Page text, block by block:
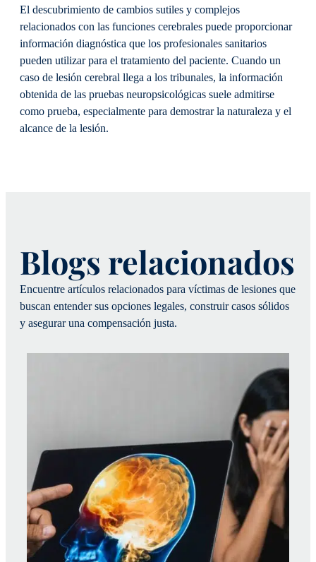
El descubrimiento de cambios sutiles y complejos
relacionados con las funciones cerebrales puede proporcionar
información diagnóstica que los profesionales sanitarios
pueden utilizar para el tratamiento del paciente. Cuando un
caso de lesión cerebral llega a los tribunales, la información
obtenida de las pruebas neuropsicológicas suele admitirse
como prueba, especialmente para demostrar la naturaleza y el
alcance de la lesión.
Blogs relacionados
Encuentre artículos relacionados para víctimas de lesiones que
buscan entender sus opciones legales, construir casos sólidos
y asegurar una compensación justa.